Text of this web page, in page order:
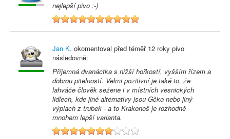
nejlepší pivo :-)
Jan K. okomentoval před téměř 12 roky pivo
následovně:
Příjemná dvanáctka s nižší hořkostí, vyšším řízem a
dobrou pitelností. Velmi pozitivní je také to, že
lahváče člověk sežene i v místních vesnických
lidlech, kde jiné alternativy jsou Gčko nebo jiný
výplach z trubek - a to Krakonoš je rozhodně
mnohem lepší varianta.
7